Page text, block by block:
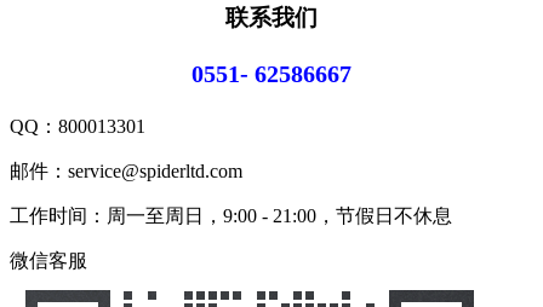
联系我们
0551- 62586667
QQ： 800013301
邮件：service@spiderltd.com
工作时间：周一至周日，9:00 - 21:00，节假日不休息
微信客服